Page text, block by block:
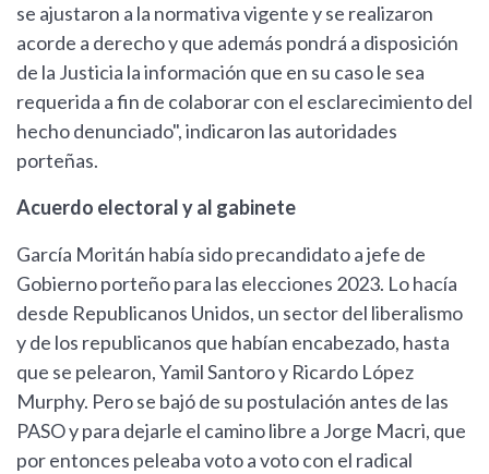
se ajustaron a la normativa vigente y se realizaron
acorde a derecho y que además pondrá a disposición
de la Justicia la información que en su caso le sea
requerida a fin de colaborar con el esclarecimiento del
hecho denunciado", indicaron las autoridades
porteñas.
Acuerdo electoral y al gabinete
García Moritán había sido precandidato a jefe de
Gobierno porteño para las elecciones 2023. Lo hacía
desde Republicanos Unidos, un sector del liberalismo
y de los republicanos que habían encabezado, hasta
que se pelearon, Yamil Santoro y Ricardo López
Murphy. Pero se bajó de su postulación antes de las
PASO y para dejarle el camino libre a Jorge Macri, que
por entonces peleaba voto a voto con el radical